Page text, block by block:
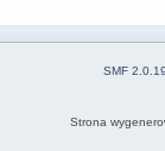
SMF
Strona